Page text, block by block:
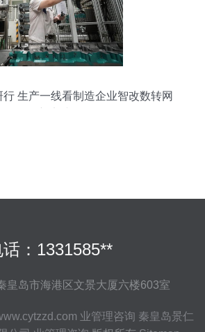
生产一线看制造企业智改数转网
话：1331585**
皇岛市海港区文景大厦六楼603室
业管理咨询 秦皇岛景仁